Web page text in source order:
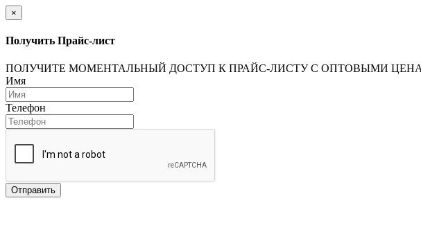
×
Получить Прайс-лист
ПОЛУЧИТЕ МОМЕНТАЛЬНЫЙ ДОСТУП К ПРАЙС-ЛИСТУ С ОПТОВЫМИ
Имя
Телефон
Отправить